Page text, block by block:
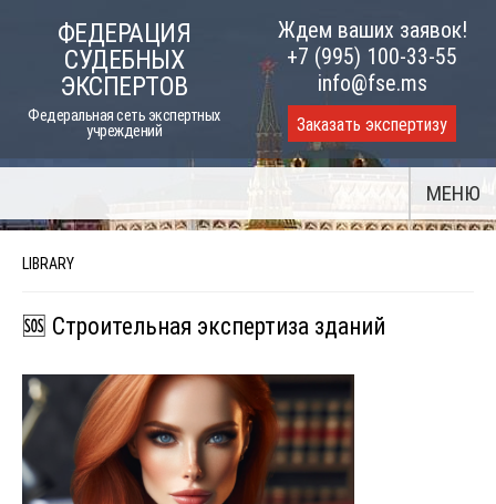
ФЕДЕРАЦИЯ
СУДЕБНЫХ
ЭКСПЕРТОВ
Федеральная сеть экспертных
учреждений
Ждем ваших заявок!
+7 (995) 100-33-55
info@fse.ms
Заказать экспертизу
МЕНЮ
LIBRARY
🆘 Строительная экспертиза зданий